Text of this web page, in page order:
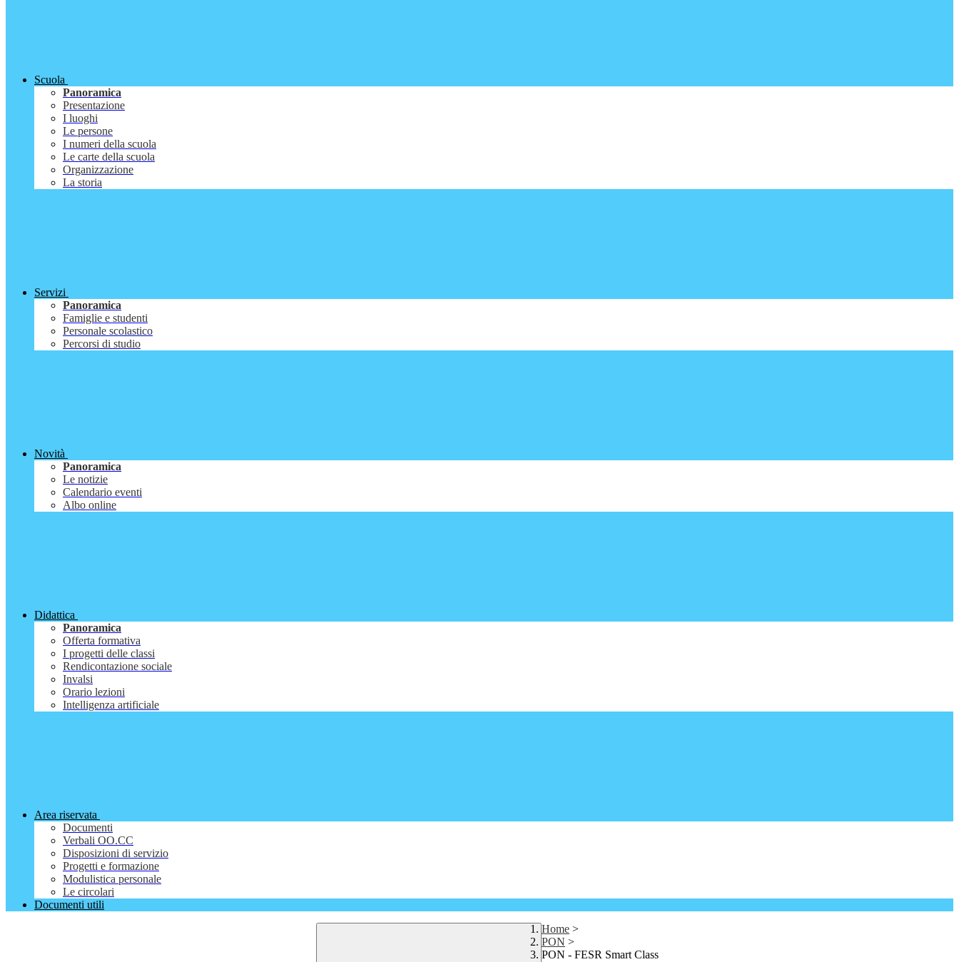
Scuola
Panoramica
Presentazione
I luoghi
Le persone
I numeri della scuola
Le carte della scuola
Organizzazione
La storia
Servizi
Panoramica
Famiglie e studenti
Personale scolastico
Percorsi di studio
Novità
Panoramica
Le notizie
Calendario eventi
Albo online
Didattica
Panoramica
Offerta formativa
I progetti delle classi
Rendicontazione sociale
Invalsi
Orario lezioni
Intelligenza artificiale
Area riservata
Documenti
Verbali OO.CC
Disposizioni di servizio
Progetti e formazione
Modulistica personale
Le circolari
Documenti utili
Home >
PON >
PON - FESR Smart Class